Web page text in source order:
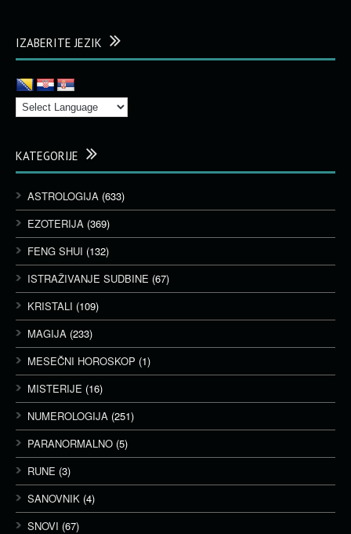
IZABERITE JEZIK
KATEGORIJE
ASTROLOGIJA (633)
EZOTERIJA (369)
FENG SHUI (132)
ISTRAŽIVANJE SUDBINE (67)
KRISTALI (109)
MAGIJA (233)
MESEČNI HOROSKOP (1)
MISTERIJE (16)
NUMEROLOGIJA (251)
PARANORMALNO (5)
RUNE (3)
SANOVNIK (4)
SNOVI (67)